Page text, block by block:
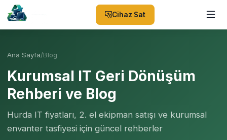
Cihaz Sat
Ana Sayfa/Blog
Kurumsal IT Geri Dönüşüm
Rehberi ve Blog
Hurda IT fiyatları, 2. el ekipman satışı ve kurumsal
envanter tasfiyesi için güncel rehberler